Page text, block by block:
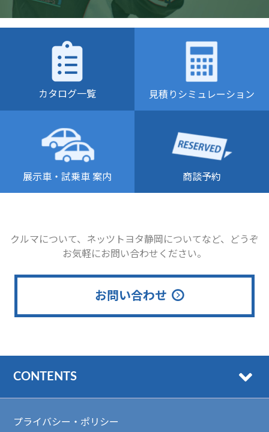
カタログ一覧 見積りシミュレーション
展示車・試乗車 案内 商談予約
クルマについて、ネッツトヨタ静岡についてなど、どうぞ
お気軽にお問い合わせください。
お問い合わせ
CONTENTS
プライバシー・ポリシー